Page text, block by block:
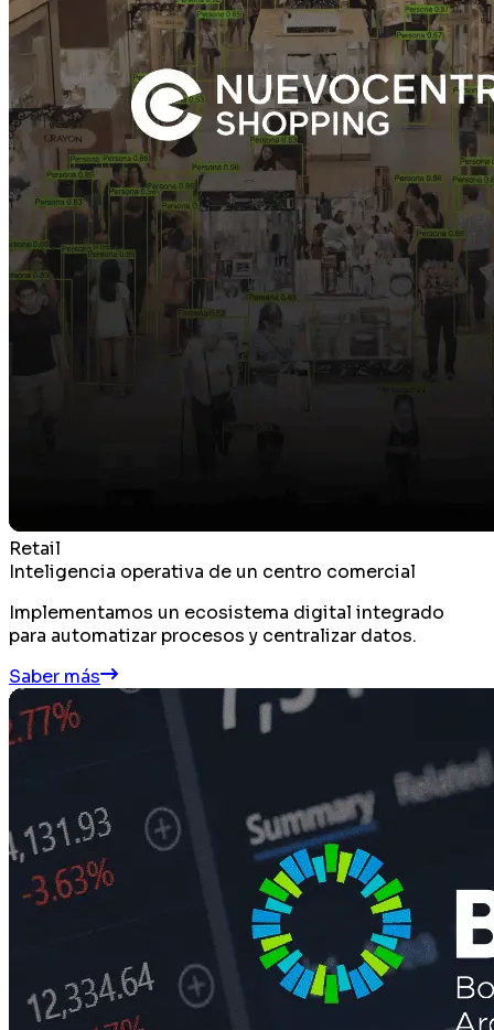
Retail
Inteligencia operativa de un centro comercial
Implementamos un ecosistema digital integrado
para automatizar procesos y centralizar datos.
Saber más